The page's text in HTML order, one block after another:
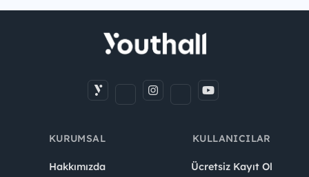
KURUMSAL
Hakkımızda
KULLANICILAR
Ücretsiz Kayıt Ol